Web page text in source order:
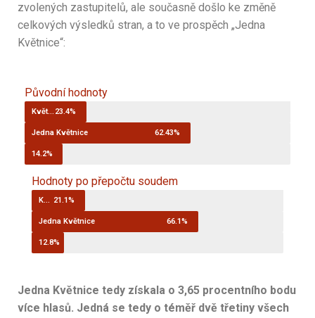
zvolených zastupitelů, ale současně došlo ke změně
celkových výsledků stran, a to ve prospěch „Jedna
Květnice“:
Původní hodnoty
Květnice vzkvétající 23.4%
Jedna Květnice 62.43%
Budoucnost pro Květnici
14.2%
Hodnoty po přepočtu soudem
Květnice vzkvétající 21.1%
Jedna Květnice 66.1%
Budoucnost pro Květnici
12.8%
Jedna Květnice tedy získala o 3,65 procentního bodu
více hlasů. Jedná se tedy o téměř dvě třetiny všech